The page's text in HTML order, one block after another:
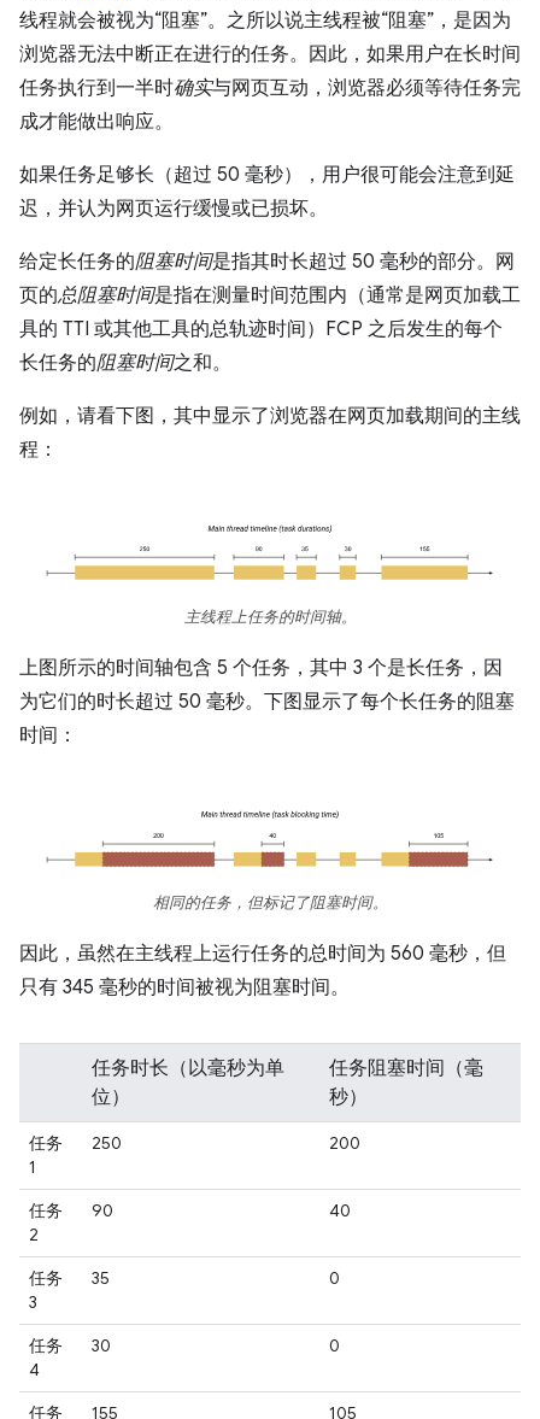
线程就会被视为“阻塞”。之所以说主线程被“阻塞”，是因为
浏览器无法中断正在进行的任务。因此，如果用户在长时间
任务执行到一半时确实与网页互动，浏览器必须等待任务完
成才能做出响应。
如果任务足够长（超过 50 毫秒），用户很可能会注意到延
迟，并认为网页运行缓慢或已损坏。
给定长任务的阻塞时间是指其时长超过 50 毫秒的部分。网
页的总阻塞时间是指在测量时间范围内（通常是网页加载工
具的 TTI 或其他工具的总轨迹时间）FCP 之后发生的每个
长任务的阻塞时间之和。
例如，请看下图，其中显示了浏览器在网页加载期间的主线
程：
主线程上任务的时间轴。
上图所示的时间轴包含 5 个任务，其中 3 个是长任务，因
为它们的时长超过 50 毫秒。下图显示了每个长任务的阻塞
时间：
相同的任务，但标记了阻塞时间。
因此，虽然在主线程上运行任务的总时间为 560 毫秒，但
只有 345 毫秒的时间被视为阻塞时间。
任务时长（以毫秒为单
位）
任务阻塞时间（毫
秒）
任务
1
250 200
任务
2
90 40
任务
3
35 0
任务
4
30 0
任务 155 105